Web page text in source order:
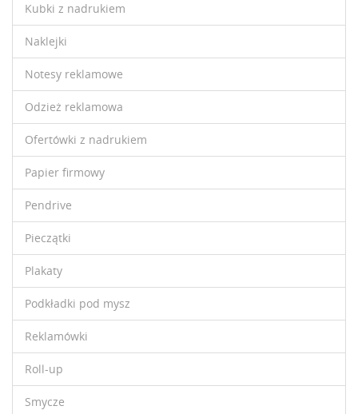
Kubki z nadrukiem
Naklejki
Notesy reklamowe
Odzież reklamowa
Ofertówki z nadrukiem
Papier firmowy
Pendrive
Pieczątki
Plakaty
Podkładki pod mysz
Reklamówki
Roll-up
Smycze